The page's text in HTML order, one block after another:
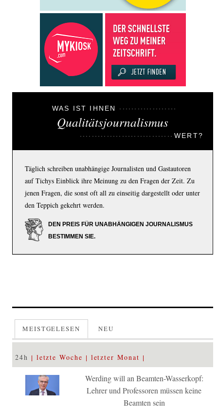
WAS IST IHNEN
Qualitätsjournalismus
WERT?
Täglich schreiben unabhängige Journalisten und Gastautoren
auf Tichys Einblick ihre Meinung zu den Fragen der Zeit. Zu
jenen Fragen, die sonst oft all zu einseitig dargestellt oder unter
den Teppich gekehrt werden.
DEN PREIS FÜR UNABHÄNGIGEN JOURNALISMUS
BESTIMMEN SIE.
MEISTGELESEN NEU
24h letzte Woche letzter Monat
Werding will an Beamten-Wasserkopf:
Lehrer und Professoren müssen keine
Beamten sein